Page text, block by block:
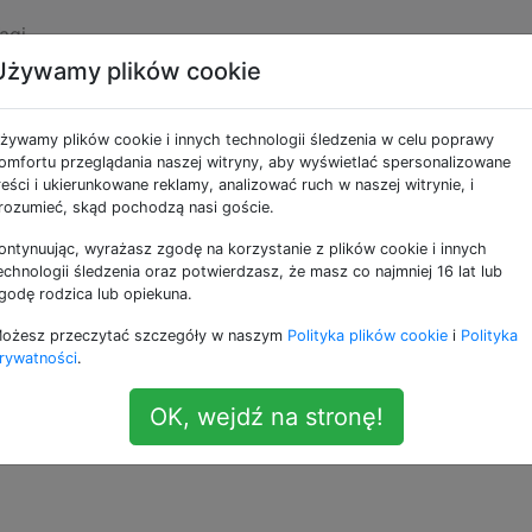
„C” do mojego
Wi-Fi chcą zasilać przewód C z termostatu, ale stary
C. Jaki jest najprostszy sposób na dodanie drutu C /
plików cookie
plików cookie i innych technologii śledzenia w celu poprawy
przeglądania naszej witryny, aby wyświetlać spersonalizowane
i ukierunkowane reklamy, analizować ruch w naszej witrynie, i
skąd pochodzą nasi goście.
wyrażasz zgodę na korzystanie z plików cookie i innych
śledzenia oraz potwierdzasz, że masz co najmniej 16 lat lub
rodzica lub opiekuna.
przeczytać szczegóły w naszym Polityka plików cookie i Polityka
.
OK, wejdź na stronę!